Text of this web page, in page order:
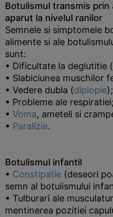
Botulismul transmis
aparut la nivelul ranilor
Semnele si simptomele
alimente si ale
sunt:
• Dificultate la deglutitie
• Slabiciunea muschilor
• Vedere dubla (diplopie);
• Probleme ale respiratiei;
• Voma, ameteli si
• Paralizie.
Botulismul infantil
• Constipatie (deseori
semn al botulismului
• Tulburari ale
mentinerea pozitiei